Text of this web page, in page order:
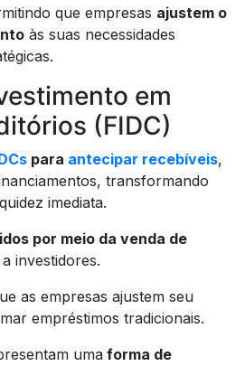
que empresas ajustem o
às suas necessidades
em
(FIDC)
para antecipar recebíveis,
transformando
imediata.
por meio da venda de
investidores.
as empresas ajustem seu
empréstimos tradicionais.
uma forma de